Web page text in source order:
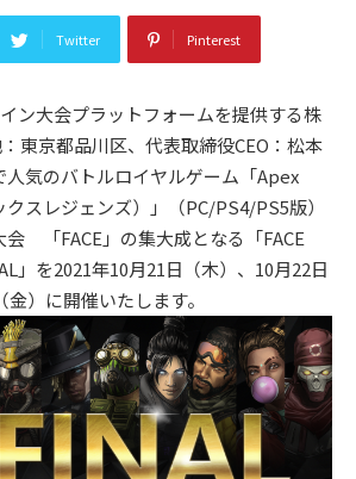
Twitter Pinterest
ン大会プラットフォームを提供する株
東京都品川区、代表取締役CEO：松本
気のバトルロイヤルゲーム「Apex
スレジェンズ）」（PC/PS4/PS5版）
会 「FACE」の集大成となる「FACE
」を2021年10月21日（木）、10月22日
金）に開催いたします。